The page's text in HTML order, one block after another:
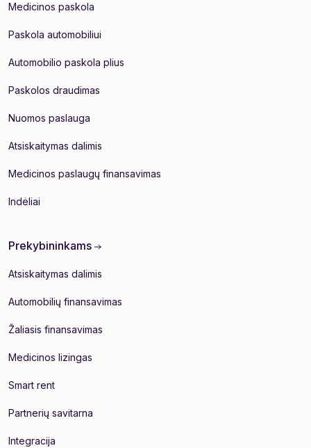
Medicinos paskola
Paskola automobiliui
Automobilio paskola plius
Paskolos draudimas
Nuomos paslauga
Atsiskaitymas dalimis
Medicinos paslaugų finansavimas
Indėliai
Prekybininkams
Atsiskaitymas dalimis
Automobilių finansavimas
Žaliasis finansavimas
Medicinos lizingas
Smart rent
Partnerių savitarna
Integracija